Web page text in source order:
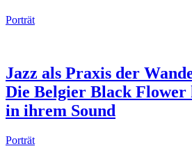
Porträt
Jazz als Praxis der
Die Belgier Black Flower
in ihrem Sound
Porträt